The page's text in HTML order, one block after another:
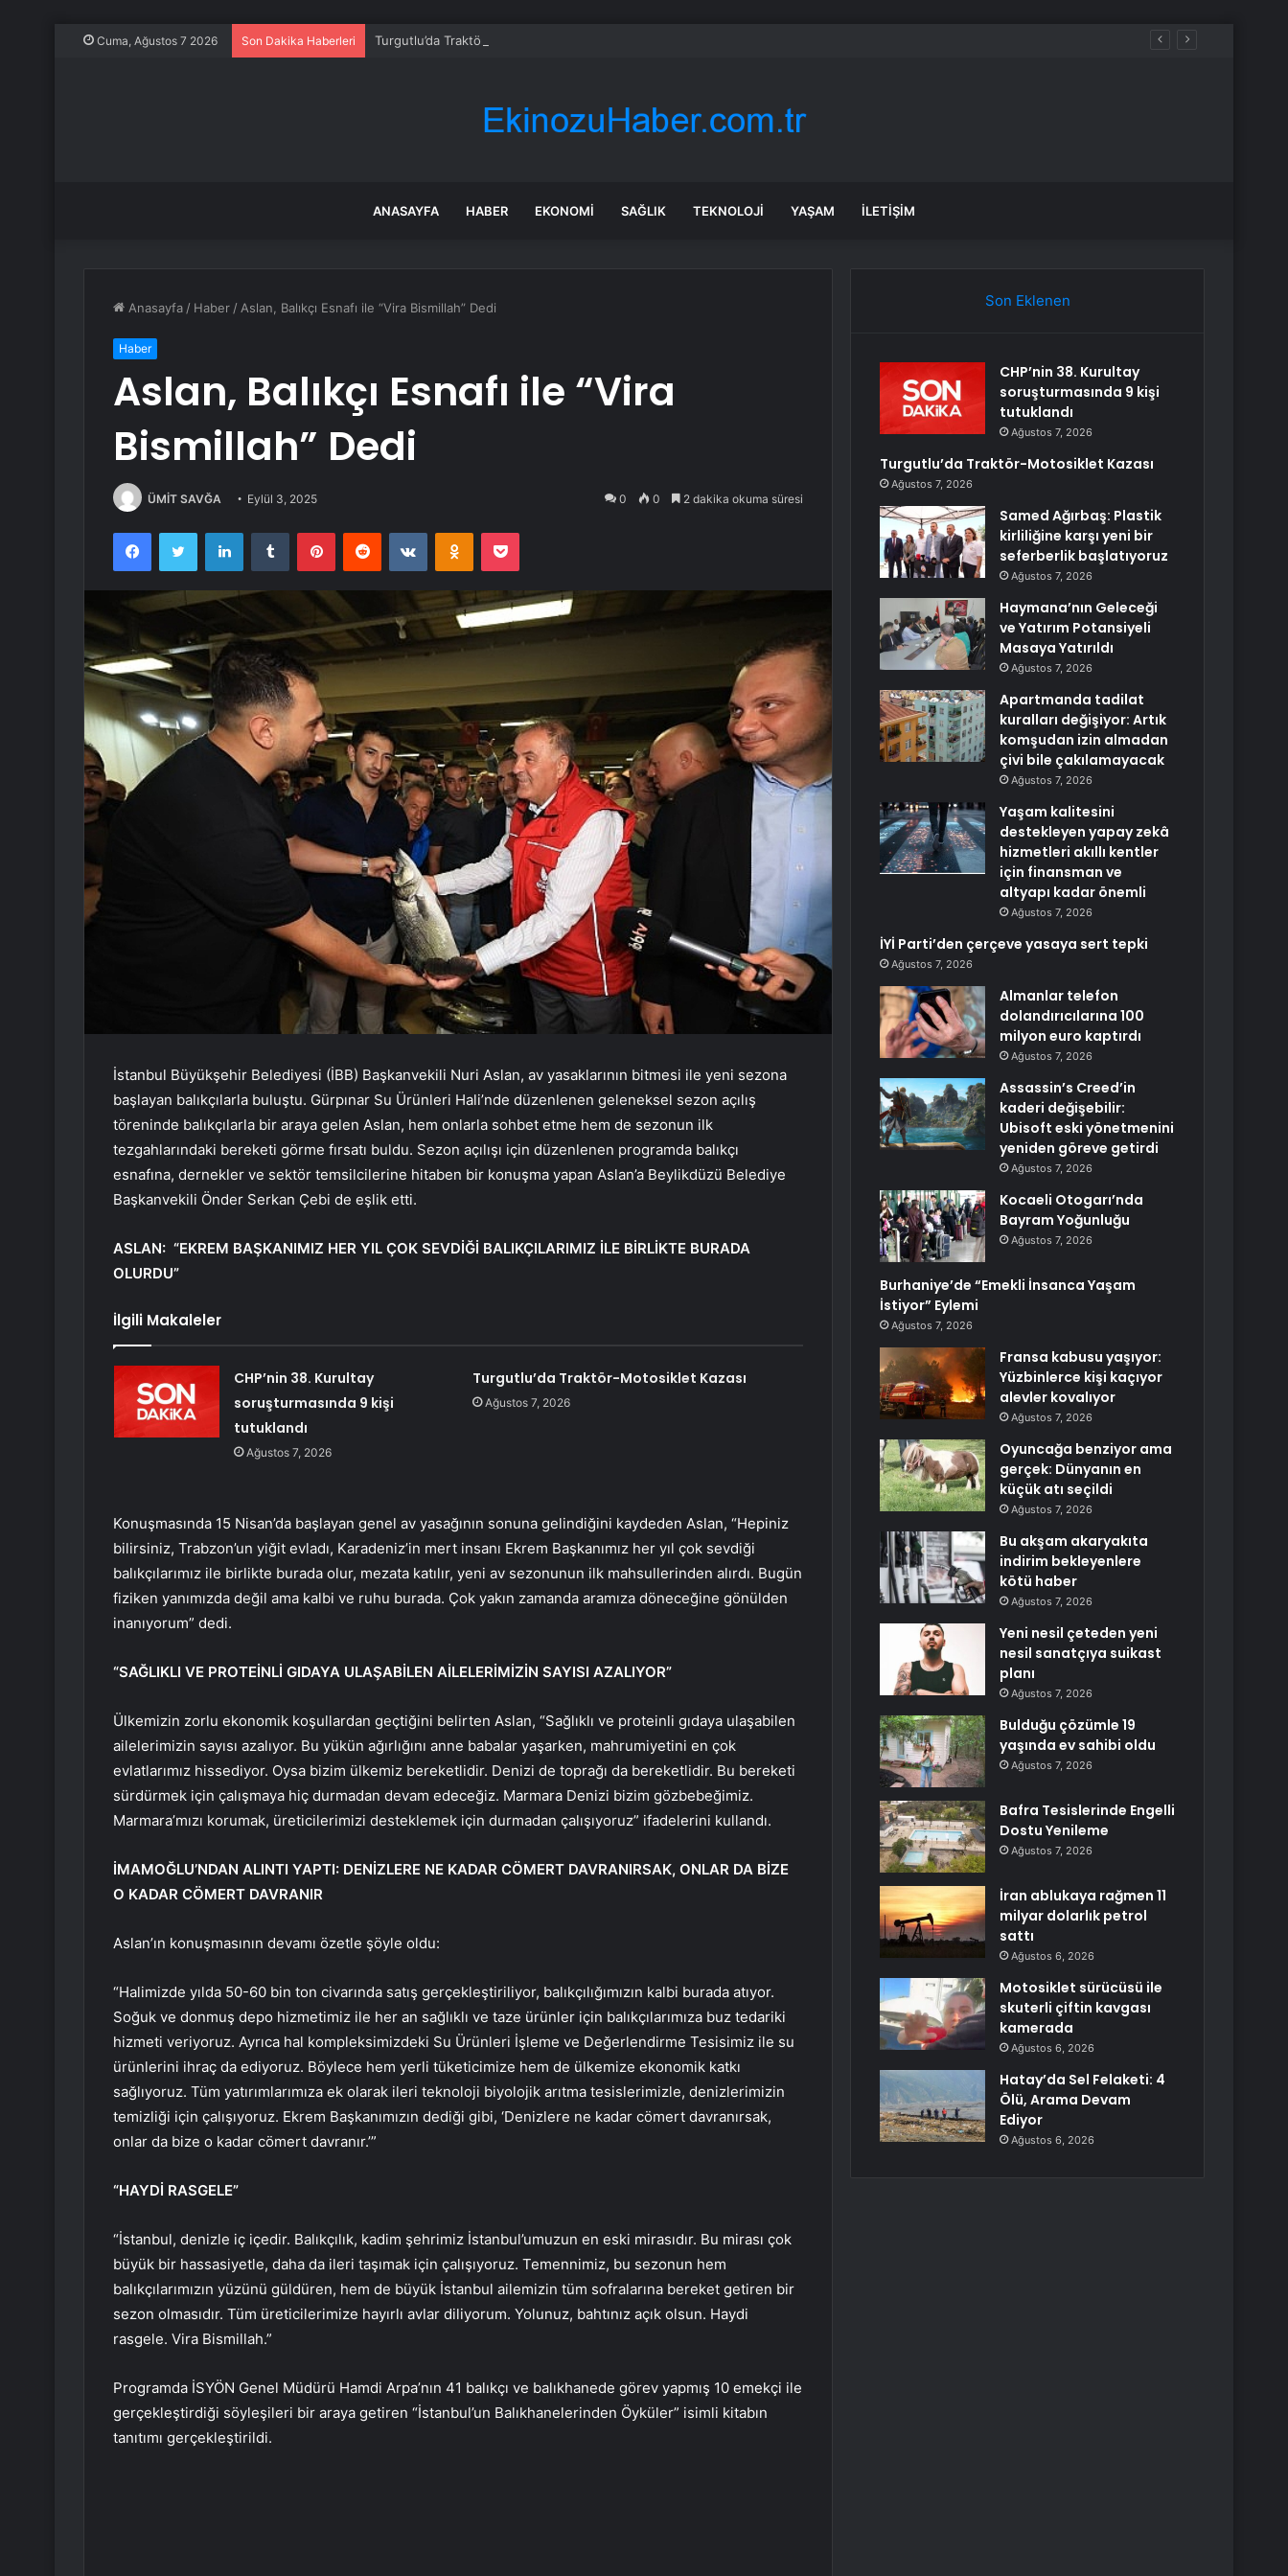
Cuma, Ağustos 7 2026 Son Dakika Haberleri Turgutlu’da Traktör-Motosiklet Kazası
ANASAYFA HABER EKONOMI SAĞLIK TEKNOLOJI YAŞAM İLETIŞIM
Anasayfa / Haber / Aslan, Balıkçı Esnafı ile “Vira Bismillah” Dedi
Haber
Aslan, Balıkçı Esnafı ile “Vira
Bismillah” Dedi
ÜMİT SAVĞA Eylül 3, 2025 0 0 2 dakika okuma süresi
FacebookTwitter LinkedInTumblr PinterestReddit VKontakteOdnoklassniki
Pocket
İstanbul Büyükşehir Belediyesi (İBB) Başkanvekili Nuri Aslan, av yasaklarının bitmesi ile yeni sezona
başlayan balıkçılarla buluştu. Gürpınar Su Ürünleri Hali’nde düzenlenen geleneksel sezon açılış
töreninde balıkçılarla bir araya gelen Aslan, hem onlarla sohbet etme hem de sezonun ilk
tezgahlarındaki bereketi görme fırsatı buldu. Sezon açılışı için düzenlenen programda balıkçı
esnafına, dernekler ve sektör temsilcilerine hitaben bir konuşma yapan Aslan’a Beylikdüzü Belediye
Başkanvekili Önder Serkan Çebi de eşlik etti.
ASLAN: “EKREM BAŞKANIMIZ HER YIL ÇOK SEVDİĞİ BALIKÇILARIMIZ İLE BİRLİKTE BURADA
OLURDU”
İlgili Makaleler
CHP’nin 38. Kurultay
soruşturmasında 9 kişi
tutuklandı
Ağustos 7, 2026
Turgutlu’da Traktör-Motosiklet Kazası
Ağustos 7, 2026
Konuşmasında 15 Nisan’da başlayan genel av yasağının sonuna gelindiğini kaydeden Aslan, “Hepiniz
bilirsiniz, Trabzon’un yiğit evladı, Karadeniz’in mert insanı Ekrem Başkanımız her yıl çok sevdiği
balıkçılarımız ile birlikte burada olur, mezata katılır, yeni av sezonunun ilk mahsullerinden alırdı. Bugün
fiziken yanımızda değil ama kalbi ve ruhu burada. Çok yakın zamanda aramıza döneceğine gönülden
inanıyorum” dedi.
“SAĞLIKLI VE PROTEİNLİ GIDAYA ULAŞABİLEN AİLELERİMİZİN SAYISI AZALIYOR”
Ülkemizin zorlu ekonomik koşullardan geçtiğini belirten Aslan, “Sağlıklı ve proteinli gıdaya ulaşabilen
ailelerimizin sayısı azalıyor. Bu yükün ağırlığını anne babalar yaşarken, mahrumiyetini en çok
evlatlarımız hissediyor. Oysa bizim ülkemiz bereketlidir. Denizi de toprağı da bereketlidir. Bu bereketi
sürdürmek için çalışmaya hiç durmadan devam edeceğiz. Marmara Denizi bizim gözbebeğimiz.
Marmara’mızı korumak, üreticilerimizi desteklemek için durmadan çalışıyoruz” ifadelerini kullandı.
İMAMOĞLU’NDAN ALINTI YAPTI: DENİZLERE NE KADAR CÖMERT DAVRANIRSAK, ONLAR DA BİZE
O KADAR CÖMERT DAVRANIR
Aslan’ın konuşmasının devamı özetle şöyle oldu:
“Halimizde yılda 50-60 bin ton civarında satış gerçekleştiriliyor, balıkçılığımızın kalbi burada atıyor.
Soğuk ve donmuş depo hizmetimiz ile her an sağlıklı ve taze ürünler için balıkçılarımıza buz tedariki
hizmeti veriyoruz. Ayrıca hal kompleksimizdeki Su Ürünleri İşleme ve Değerlendirme Tesisimiz ile su
ürünlerini ihraç da ediyoruz. Böylece hem yerli tüketicimize hem de ülkemize ekonomik katkı
sağlıyoruz. Tüm yatırımlarımıza ek olarak ileri teknoloji biyolojik arıtma tesislerimizle, denizlerimizin
temizliği için çalışıyoruz. Ekrem Başkanımızın dediği gibi, ‘Denizlere ne kadar cömert davranırsak,
onlar da bize o kadar cömert davranır.’”
“HAYDİ RASGELE”
“İstanbul, denizle iç içedir. Balıkçılık, kadim şehrimiz İstanbul’umuzun en eski mirasıdır. Bu mirası çok
büyük bir hassasiyetle, daha da ileri taşımak için çalışıyoruz. Temennimiz, bu sezonun hem
balıkçılarımızın yüzünü güldüren, hem de büyük İstanbul ailemizin tüm sofralarına bereket getiren bir
sezon olmasıdır. Tüm üreticilerimize hayırlı avlar diliyorum. Yolunuz, bahtınız açık olsun. Haydi
rasgele. Vira Bismillah.”
Programda İSYÖN Genel Müdürü Hamdi Arpa’nın 41 balıkçı ve balıkhanede görev yapmış 10 emekçi ile
gerçekleştirdiği söyleşileri bir araya getiren “İstanbul’un Balıkhanelerinden Öyküler” isimli kitabın
tanıtımı gerçekleştirildi.
Son Eklenen
CHP’nin 38. Kurultay
soruşturmasında 9 kişi
tutuklandı
Ağustos 7, 2026
Turgutlu’da Traktör-Motosiklet Kazası
Ağustos 7, 2026
Samed Ağırbaş: Plastik
kirliliğine karşı yeni bir
seferberlik başlatıyoruz
Ağustos 7, 2026
Haymana’nın Geleceği
ve Yatırım Potansiyeli
Masaya Yatırıldı
Ağustos 7, 2026
Apartmanda tadilat
kuralları değişiyor: Artık
komşudan izin almadan
çivi bile çakılamayacak
Ağustos 7, 2026
Yaşam kalitesini
destekleyen yapay zekâ
hizmetleri akıllı kentler
için finansman ve
altyapı kadar önemli
Ağustos 7, 2026
İYİ Parti’den çerçeve yasaya sert tepki
Ağustos 7, 2026
Almanlar telefon
dolandırıcılarına 100
milyon euro kaptırdı
Ağustos 7, 2026
Assassin’s Creed’in
kaderi değişebilir:
Ubisoft eski yönetmenini
yeniden göreve getirdi
Ağustos 7, 2026
Kocaeli Otogarı’nda
Bayram Yoğunluğu
Ağustos 7, 2026
Burhaniye’de “Emekli İnsanca Yaşam
İstiyor” Eylemi
Ağustos 7, 2026
Fransa kabusu yaşıyor:
Yüzbinlerce kişi kaçıyor
alevler kovalıyor
Ağustos 7, 2026
Oyuncağa benziyor ama
gerçek: Dünyanın en
küçük atı seçildi
Ağustos 7, 2026
Bu akşam akaryakıta
indirim bekleyenlere
kötü haber
Ağustos 7, 2026
Yeni nesil çeteden yeni
nesil sanatçıya suikast
planı
Ağustos 7, 2026
Bulduğu çözümle 19
yaşında ev sahibi oldu
Ağustos 7, 2026
Bafra Tesislerinde Engelli
Dostu Yenileme
Ağustos 7, 2026
İran ablukaya rağmen 11
milyar dolarlık petrol
sattı
Ağustos 6, 2026
Motosiklet sürücüsü ile
skuterli çiftin kavgası
kamerada
Ağustos 6, 2026
Hatay’da Sel Felaketi: 4
Ölü, Arama Devam
Ediyor
Ağustos 6, 2026